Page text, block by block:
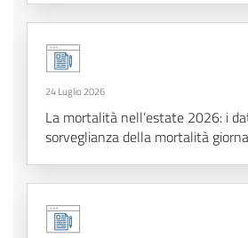
24 Luglio 2026
La mortalità nell’estate 2026: i
sorveglianza della mortalità